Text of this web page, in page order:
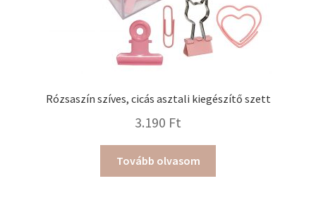
Rózsaszín szíves, cicás asztali kiegészítő szett
3.190 Ft
Tovább olvasom